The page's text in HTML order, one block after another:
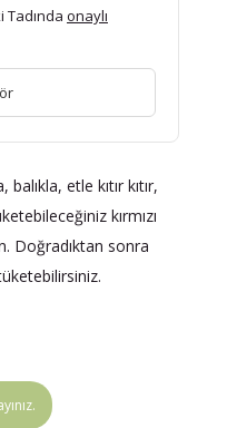
Tadında onaylı
etle kıtır kıtır,
kırmızı
Doğradıktan sonra